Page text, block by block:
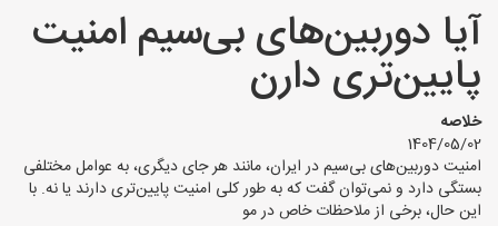
براساس برند
فروشندگان دوربین مداربسته
آیا دوربین‌های بی‌سیم امنیت
پایین‌تری دارن
خلاصه
1404/05/02
امنیت دوربین‌های بی‌سیم در ایران، مانند هر جای دیگری، به عوامل مختلفی
بستگی دارد و نمی‌توان گفت که به طور کلی امنیت پایین‌تری دارند یا نه. با
این حال، برخی از ملاحظات خاص در مو